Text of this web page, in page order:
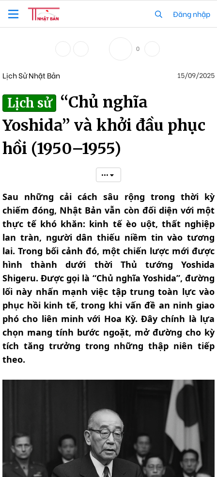
Đăng nhập
0
Lịch Sử Nhật Bản 15/09/2025
Lịch sử
“Chủ nghĩa
Yoshida” và khởi đầu phục
hồi (1950–1955)
•••
Sau những cải cách sâu rộng trong thời kỳ
chiếm đóng, Nhật Bản vẫn còn đối diện với một
thực tế khó khăn: kinh tế èo uột, thất nghiệp
lan tràn, người dân thiếu niềm tin vào tương
lai. Trong bối cảnh đó, một chiến lược mới được
hình thành dưới thời Thủ tướng Yoshida
Shigeru. Được gọi là “Chủ nghĩa Yoshida”, đường
lối này nhấn mạnh việc tập trung toàn lực vào
phục hồi kinh tế, trong khi vấn đề an ninh giao
phó cho liên minh với Hoa Kỳ. Đây chính là lựa
chọn mang tính bước ngoặt, mở đường cho kỳ
tích tăng trưởng trong những thập niên tiếp
theo.